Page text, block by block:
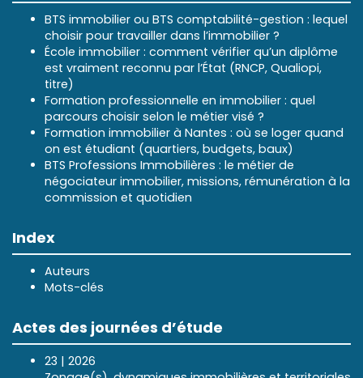
BTS immobilier ou BTS comptabilité-gestion : lequel
choisir pour travailler dans l’immobilier ?
École immobilier : comment vérifier qu’un diplôme
est vraiment reconnu par l’État (RNCP, Qualiopi,
titre)
Formation professionnelle en immobilier : quel
parcours choisir selon le métier visé ?
Formation immobilier à Nantes : où se loger quand
on est étudiant (quartiers, budgets, baux)
BTS Professions Immobilières : le métier de
négociateur immobilier, missions, rémunération à la
commission et quotidien
Index
Auteurs
Mots-clés
Actes des journées d’étude
23 | 2026